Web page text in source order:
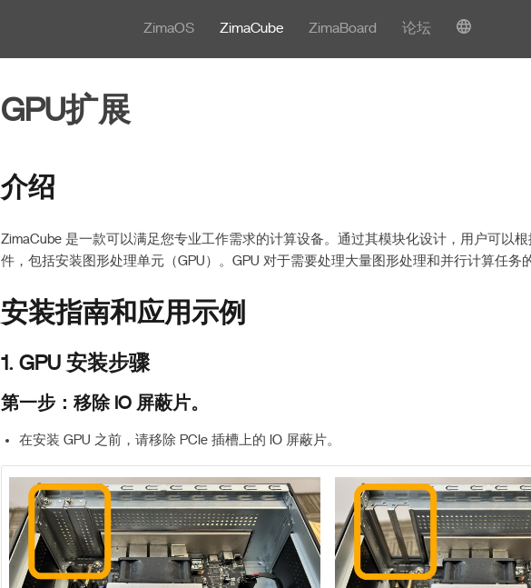
ZimaOS ZimaCube ZimaBoard 论坛
GPU扩展
介绍
ZimaCube 是一款可以满足您专业工作需求的计算设备。通过其模块化设计，用户可以
件，包括安装图形处理单元（GPU）。GPU 对于需要处理大量图形处理和并行计算任务
安装指南和应用示例
1. GPU 安装步骤
第一步：移除 IO 屏蔽片。
在安装 GPU 之前，请移除 PCIe 插槽上的 IO 屏蔽片。